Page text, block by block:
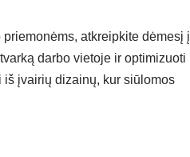
atkreipkite dėmesį į
darbo vietoje ir optimizuoti
iš įvairių dizainų, kur siūlomos